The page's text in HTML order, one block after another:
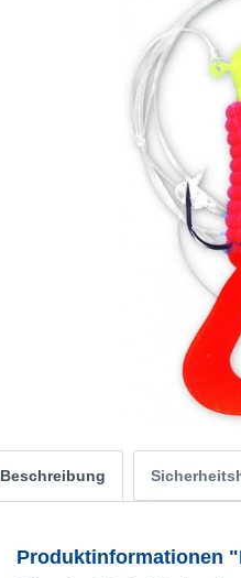
Beschreibung
Produktinformationen